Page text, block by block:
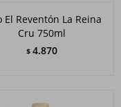
El Reventón La Reina
Cru 750ml
$ 4.870